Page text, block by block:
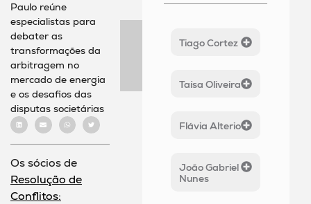
Paulo reúne
especialistas para
debater as
transformações da
arbitragem no
mercado de energia
e os desafios das
disputas societárias
Os sócios de
Resolução de
Conflitos:
Tiago Cortez
Taísa Oliveira
Flávia Alterio
João Gabriel
Nunes